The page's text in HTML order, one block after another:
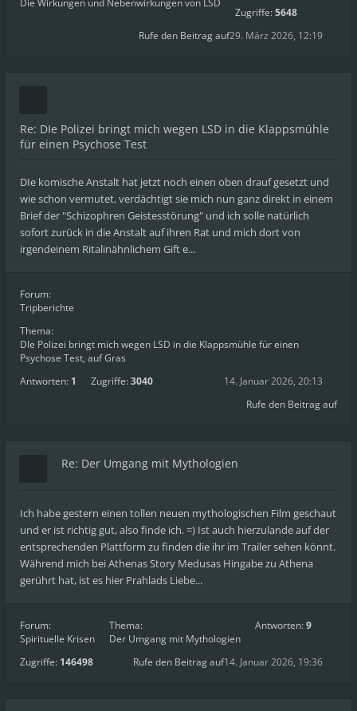
Die Wirkungen und Nebenwirkungen von LSD
Zugriffe:5648
29. März 2026, 12:19
Rufe den Beitrag auf
Re: DIe Polizei bringt mich wegen LSD in die Klappsmühle
für einen Psychose Test
DIe komische Anstalt hat jetzt noch einen oben drauf gesetzt und
wie schon vermutet, verdächtigt sie mich nun ganz direkt in einem
Brief der "Schizophren Geistesstörung" und ich solle natürlich
sofort zurück in die Anstalt auf ihren Rat und mich dort von
irgendeinem Ritalinähnlichem Gift e...
Forum:
Tripberichte
Thema:
DIe Polizei bringt mich wegen LSD in die Klappsmühle für einen
Psychose Test, auf Gras
Antworten: 1 Zugriffe:3040
14. Januar 2026, 20:13
Rufe den Beitrag auf
Re: Der Umgang mit Mythologien
Ich habe gestern einen tollen neuen mythologischen Film geschaut
und er ist richtig gut, also finde ich. =) Ist auch hierzulande auf der
entsprechenden Plattform zu finden die ihr im Trailer sehen könnt.
Während mich bei Athenas Story Medusas Hingabe zu Athena
gerührt hat, ist es hier Prahlads Liebe...
Forum:
Spirituelle Krisen
Thema:
Der Umgang mit Mythologien
Antworten:9
Zugriffe: 146498 14. Januar 2026, 19:36
Rufe den Beitrag auf